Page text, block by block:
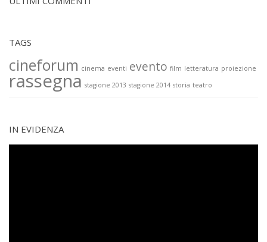
TAGS
cineforum cinema eventi evento film letteratura proiezione
rassegna stagione 2013 stagione 2014 storia teatro
IN EVIDENZA